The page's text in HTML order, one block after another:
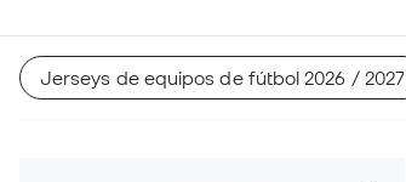
Jerseys de equipos de fútbol 2026 / 2027